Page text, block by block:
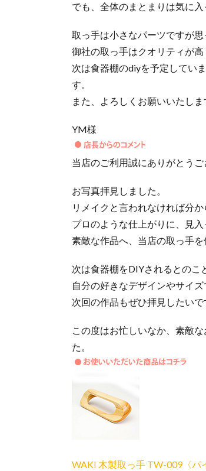
でも、全体のまとまりは気に入
取っ手は小さなパーツですが思
御社の取っ手はクオリティが
次は食器棚のdiyを予定してい
す。
また、よろしくお願いいたしま
YM様
当店のご利用誠にありがとうご
お写真拝見しました。
リメイクと言われなければ分
プロのような仕上がりに、見
素敵な作品へ、当店の取っ手を
次は食器棚をDIYされるとのこ
自分の好きなデザインやサイ
次回の作品もぜひ拝見したいで
この度はお忙しいなか、素敵
た。
WAKI 木製取っ手 TW-009〈パ